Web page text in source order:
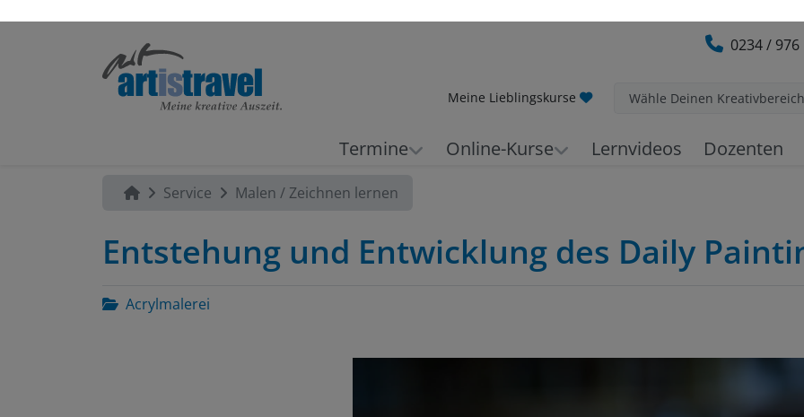
0234 / 976
Service Malen / Zeichnen lernen
Entstehung und Entwicklung des Daily
Acrylmalerei